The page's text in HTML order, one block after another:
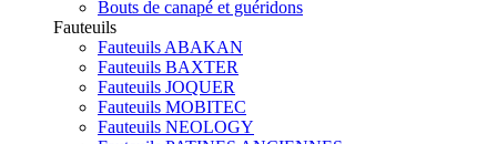
Bouts de canapé et guéridons
Fauteuils
Fauteuils ABAKAN
Fauteuils BAXTER
Fauteuils JOQUER
Fauteuils MOBITEC
Fauteuils NEOLOGY